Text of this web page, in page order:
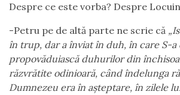
Despre ce este vorba? Despre
-Petru pe de altă parte ne scrie că
în trup, dar a înviat în duh, în care S-a
propovăduiască duhurilor din
răzvrătite odinioară, când îndelunga
Dumnezeu era în așteptare, în zilele lui